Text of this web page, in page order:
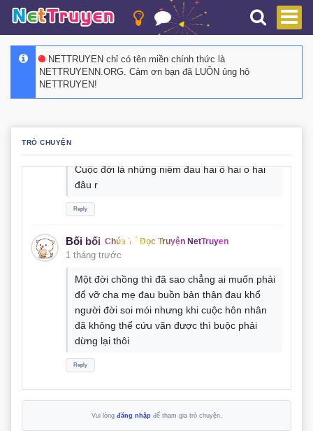
NETTRUYEN chỉ có tên miền chính thức là
NETTRUYENN.ORG. Cảm ơn bạn đã LUÔN ủng hộ
NETTRUYEN!
TRÒ CHUYỆN
Bối bối Chúa Tể Đọc Truyện NetTruyen
1 tháng trước
Truyện thạm họa tử linh sư ra lâu quá mik
đọc đi đọc lại gần 5 lần r
Reply
Bối bối
1 tháng trước
Cuộc đời là những niềm đau hai ô hai o hai
đâu r
Reply
Bối bối Chúa Tể Đọc Truyện NetTruyen
1 tháng trước
Một đời chồng thì đã sao chẳng ai muốn phải
đổ vỡ cha mẹ đau buồn bản thân đau khổ
người đời soi mói nhưng khi cuộc hôn nhân
đã không thể cứu vãn được thì buộc phải
dừng lại thôi
Reply
Vui lòng đăng nhập để tham gia trò chuyện.